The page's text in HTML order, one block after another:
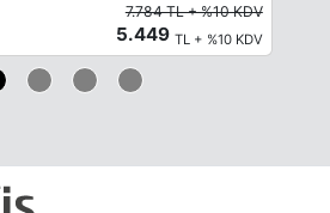
7.784 TL + %10 KDV
5.449 TL + %10 KDV